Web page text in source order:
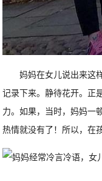
妈妈在女儿说出来这
记录下来。静待花开。正
力。如果，当时，妈妈一
热情就没有了！所以，在